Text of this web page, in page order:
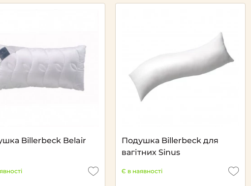
Billerbeck Belair
Подушка Billerbeck для
вагітних Sinus
Є в наявності